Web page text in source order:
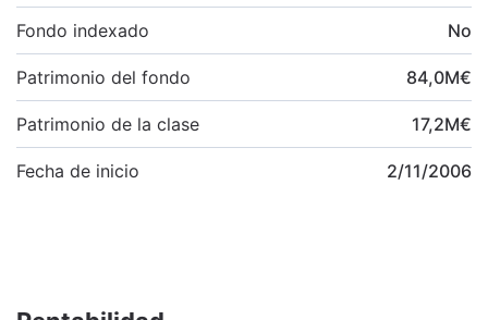
Fondo indexado No
Patrimonio del fondo 84,0M€
Patrimonio de la clase 17,2M€
Fecha de inicio 2/11/2006